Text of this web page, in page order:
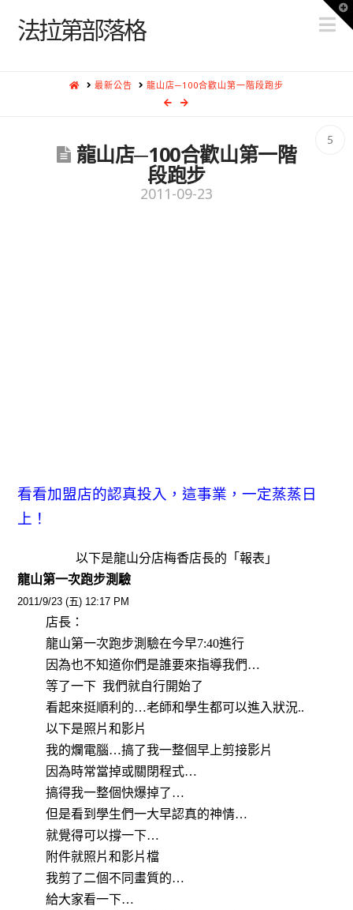
法拉第部落格
HOME最新公告 龍山店─100合歡山第一階段跑步
5
龍山店─100合歡山第一階
段跑步
2011-09-23
看看加盟店的認真投入，這事業，一定蒸蒸日
上！
以下是龍山分店梅香店長的「報表」
龍山第一次跑步測驗
2011/9/23 (五) 12:17 PM
店長：
龍山第一次跑步測驗在今早7:40進行
因為也不知道你們是誰要來指導我們…
等了一下 我們就自行開始了
看起來挺順利的…老師和學生都可以進入狀況..
以下是照片和影片
我的爛電腦…搞了我一整個早上剪接影片
因為時常當掉或關閉程式…
搞得我一整個快爆掉了…
但是看到學生們一大早認真的神情…
就覺得可以撐一下…
附件就照片和影片檔
我剪了二個不同畫質的…
給大家看一下…